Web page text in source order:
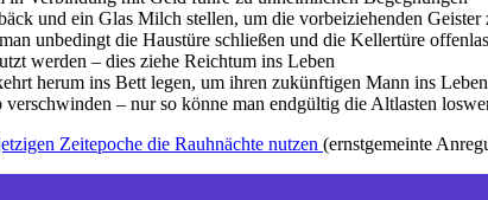
und ein Glas Milch stellen, um die vorbeiziehenden
unbedingt die Haustüre schließen und die Kellertüre
werden – dies ziehe Reichtum ins Leben
herum ins Bett legen, um ihren zukünftigen Mann ins
verschwinden – nur so könne man endgültig die Altlasten
Zeitepoche die Rauhnächte nutzen (ernstgemeinte